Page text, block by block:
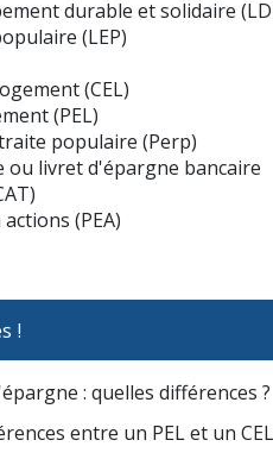
durable et solidaire
(LEP)
(CEL)
(PEL)
populaire (Perp)
ou livret d'épargne bancaire
(PEA)
!
: quelles différences ?
entre un PEL et un